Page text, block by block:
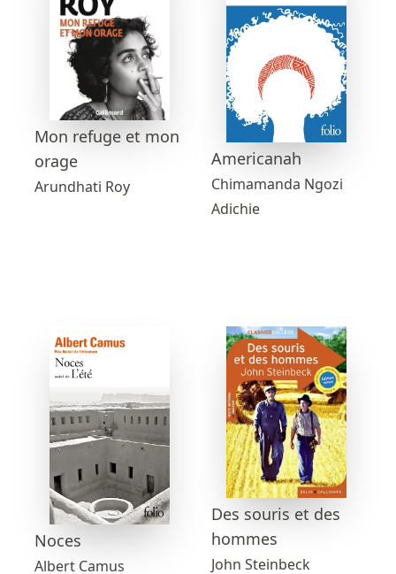
Mon refuge et mon
orage
Arundhati Roy
Americanah
Chimamanda Ngozi
Adichie
Noces
Albert Camus
Des souris et des
hommes
John Steinbeck